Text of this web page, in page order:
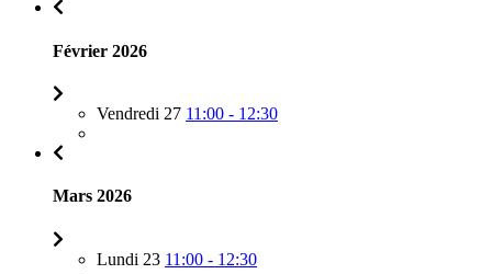
Février 2026
Vendredi 27 11:00 - 12:30
Mars 2026
Lundi 23 11:00 - 12:30